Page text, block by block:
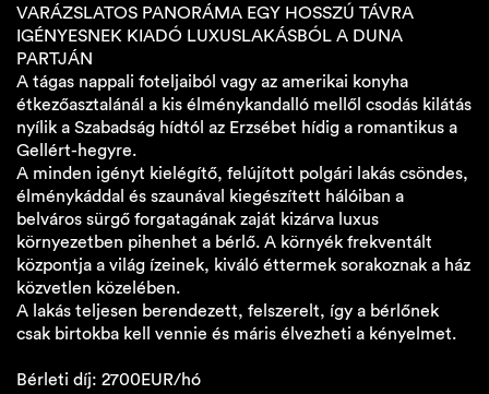
VARÁZSLATOS PANORÁMA EGY HOSSZÚ TÁVRA
IGÉNYESNEK KIADÓ LUXUSLAKÁSBÓL A DUNA
PARTJÁN
A tágas nappali foteljaiból vagy az amerikai konyha
étkezőasztalánál a kis élménykandalló mellől csodás kilátás
nyílik a Szabadság hídtól az Erzsébet hídig a romantikus a
Gellért-hegyre.
A minden igényt kielégítő, felújított polgári lakás csöndes,
élménykáddal és szaunával kiegészített hálóiban a
belváros sürgő forgatagának zaját kizárva luxus
környezetben pihenhet a bérlő. A környék frekventált
központja a világ ízeinek, kiváló éttermek sorakoznak a ház
közvetlen közelében.
A lakás teljesen berendezett, felszerelt, így a bérlőnek
csak birtokba kell vennie és máris élvezheti a kényelmet.
Bérleti díj: 2700EUR/hó